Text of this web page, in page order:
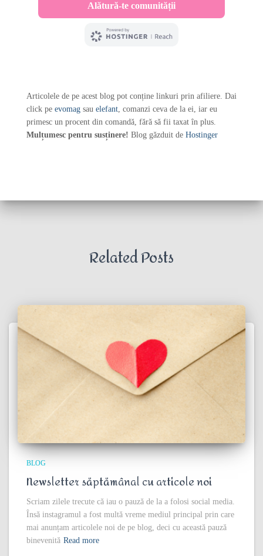
Articolele de pe acest blog pot conține linkuri prin afiliere. Dai
click pe evomag sau elefant, comanzi ceva de la ei, iar eu
primesc un procent din comandă, fără să fii taxat în plus.
Mulțumesc pentru susținere! Blog găzduit de Hostinger
Related Posts
BLOG
Newsletter săptămânal cu articole noi
Scriam zilele trecute că iau o pauză de la a folosi social media.
Însă instagramul a fost multă vreme mediul principal prin care
mai anunțam articolele noi de pe blog, deci cu această pauză
binevenită Read more